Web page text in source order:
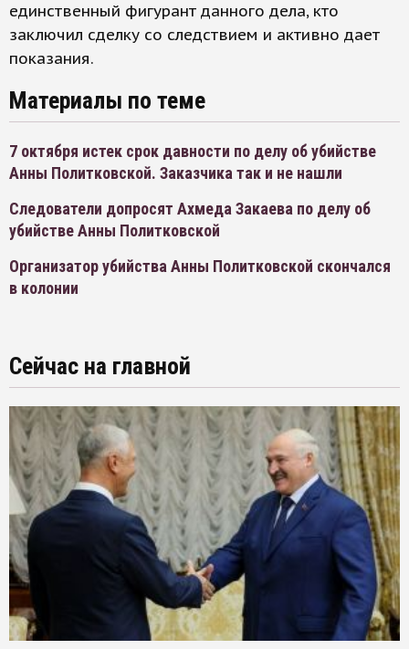
единственный фигурант данного дела, кто
заключил сделку со следствием и активно дает
показания.
Материалы по теме
7 октября истек срок давности по делу об убийстве
Анны Политковской. Заказчика так и не нашли
Следователи допросят Ахмеда Закаева по делу об
убийстве Анны Политковской
Организатор убийства Анны Политковской скончался
в колонии
Сейчас на главной